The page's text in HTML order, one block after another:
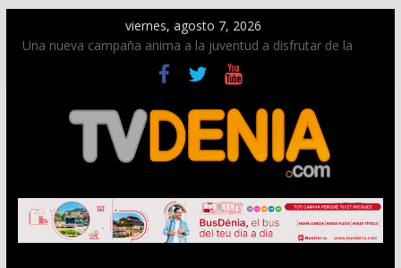
viernes, agosto 7, 2026
Una nueva campaña anima a la juventud a disfrutar de la
Paco Adsuar dona al Arxiu de Dénia más de 50.000 imágenes
de la memoria visual de la ciudad
La Entraeta Festera llena de ambiente la calle Marqués de
Campo con la recepción a la Capitanía Cristiana
El XII Festival de Jazz de Dénia reunirá durante agosto a
figuras nacionales e internacionales en los Jardins de
Torrecremada
Los Moros y Cristianos 2026 reciben las llaves de la ciudad y
dan inicio a las fiestas en Dénia